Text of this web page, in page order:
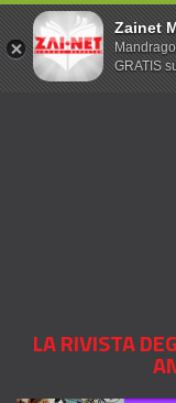
LA RIVISTA
Zainet
GRATIS